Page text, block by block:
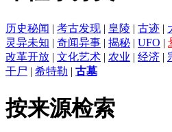
历史秘闻 | 考古发现 | 皇陵 | 古迹 |
灵异未知 | 奇闻异事 | 揭秘 | UFO |
改革开放 | 文化艺术 | 农业 | 经济 |
干尸 | 希特勒 | 古墓
按来源检索